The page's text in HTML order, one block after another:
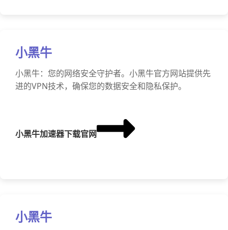
小黑牛
小黑牛：您的网络安全守护者。小黑牛官方网站提供先
进的VPN技术，确保您的数据安全和隐私保护。
小黑牛加速器下载官网
小黑牛